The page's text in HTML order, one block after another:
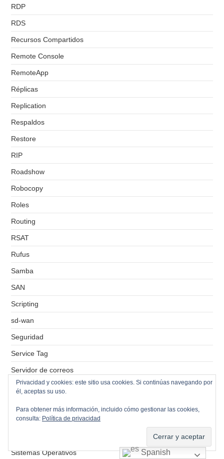
RDP
RDS
Recursos Compartidos
Remote Console
RemoteApp
Réplicas
Replication
Respaldos
Restore
RIP
Roadshow
Robocopy
Roles
Routing
RSAT
Rufus
Samba
SAN
Scripting
sd-wan
Seguridad
Service Tag
Servidor de correos
Servidor de ficheros
Servidores VPS
Sistemas Operativos Spanish
Privacidad y cookies: este sitio usa cookies. Si continúas navegando por
él, aceptas su uso.
Para obtener más información, incluido cómo gestionar las cookies,
consulta: Política de privacidad